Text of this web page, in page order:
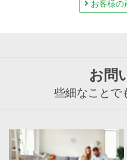
お客様の
お問
些細なことで